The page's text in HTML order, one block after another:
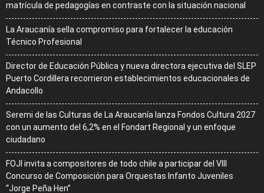
matrícula de pedagogías en contraste con la situación nacional
La Araucanía sella compromiso para fortalecer la educación
Técnico Profesional
Director de Educación Pública y nueva directora ejecutiva del SLEP
Puerto Cordillera recorrieron establecimientos educacionales de
Andacollo
Seremi de las Culturas de La Araucanía lanza Fondos Cultura 2027
con un aumento del 6,2% en el Fondart Regional y un enfoque
ciudadano
FOJI invita a compositores de todo chile a participar del VIII
Concurso de Composición para Orquestas Infanto Juveniles
“Jorge Peña Hen”